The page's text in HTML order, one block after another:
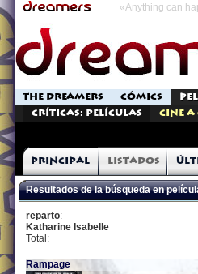
«Anything can
THE DREAMERS CÓMICS
Críticas: Películas
Cine
Principal Listados
Resultados de la búsqueda en
reparto:
Katharine Isabelle
Total:
Rampage